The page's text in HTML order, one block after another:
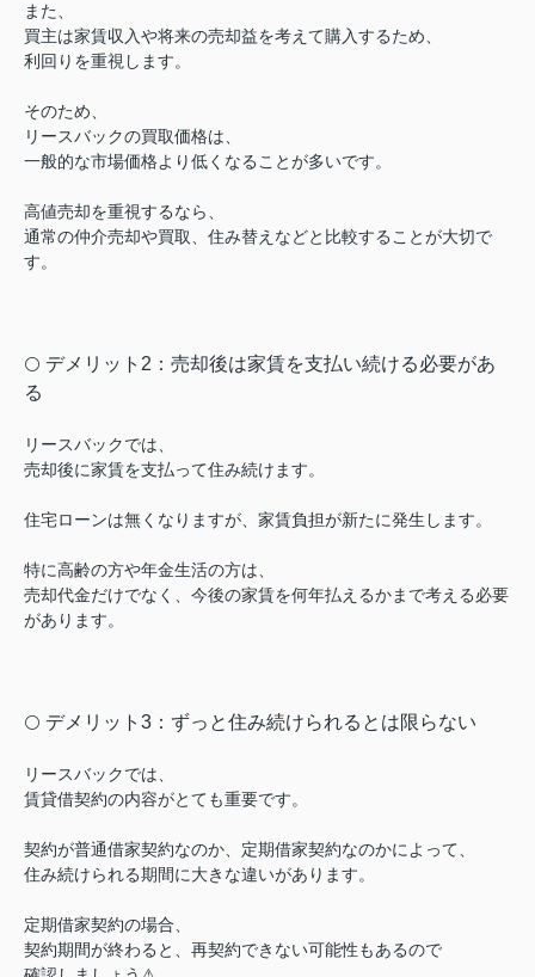
また、
買主は家賃収入や将来の売却益を考えて購入するため、
利回りを重視します。
そのため、
リースバックの買取価格は、
一般的な市場価格より低くなることが多いです。
高値売却を重視するなら、
通常の仲介売却や買取、住み替えなどと比較することが大切で
す。
⚪️ デメリット2：売却後は家賃を支払い続ける必要があ
る
リースバックでは、
売却後に家賃を支払って住み続けます。
住宅ローンは無くなりますが、 家賃負担が新たに発生します。
特に高齢の方や年金生活の方は、
売却代金だけでなく、今後の家賃を何年払えるかまで考える必要
があります。
⚪️ デメリット3：ずっと住み続けられるとは限らない
リースバックでは、
賃貸借契約の内容がとても重要です。
契約が普通借家契約なのか、 定期借家契約なのかによって、
住み続けられる期間に大きな違いがあります。
定期借家契約の場合、
契約期間が終わると、再契約できない可能性もあるので